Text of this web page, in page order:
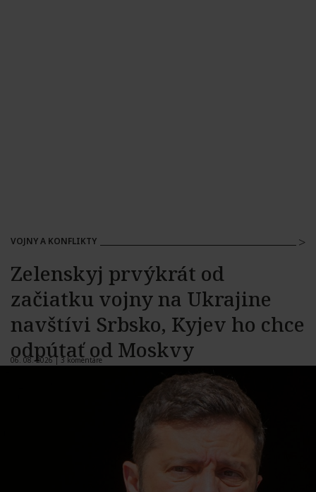
VOJNY A KONFLIKTY
Zelenskyj prvýkrát od
začiatku vojny na Ukrajine
navštívi Srbsko, Kyjev ho chce
odpútať od Moskvy
06. 08. 2026 | 3 komentáre